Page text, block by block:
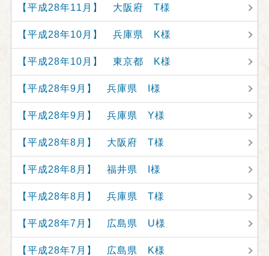
【平成28年11月】 大阪府 T様
【平成28年10月】 兵庫県 K様
【平成28年10月】 東京都 K様
【平成28年9月】 兵庫県 I様
【平成28年9月】 兵庫県 Y様
【平成28年8月】 大阪府 T様
【平成28年8月】 福井県 I様
【平成28年8月】 兵庫県 T様
【平成28年7月】 広島県 U様
【平成28年7月】 広島県 K様